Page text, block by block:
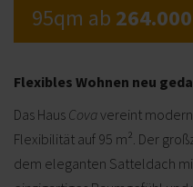
95qm ab
Flexibles Wohnen neu
Das Haus Covavereint
Flexibilität auf 95 m². Der
dem eleganten Satteldach